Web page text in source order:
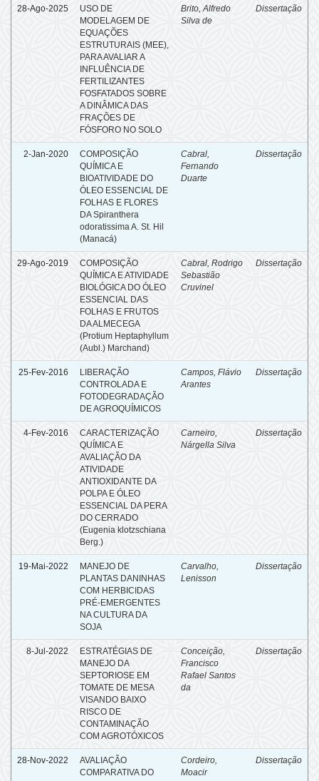
28-Ago-2025
USO DE
MODELAGEM DE
EQUAÇÕES
ESTRUTURAIS (MEE),
PARA AVALIAR A
INFLUÊNCIA DE
FERTILIZANTES
FOSFATADOS SOBRE
A DINÂMICA DAS
FRAÇÕES DE
FÓSFORO NO SOLO
Brito, Alfredo
Silva de
Dissertação
2-Jan-2020
COMPOSIÇÃO
QUÍMICA E
BIOATIVIDADE DO
ÓLEO ESSENCIAL DE
FOLHAS E FLORES
DA Spiranthera
odoratissima A. St. Hil
(Manacá)
Cabral,
Fernando
Duarte
Dissertação
29-Ago-2019
COMPOSIÇÃO
QUÍMICA E ATIVIDADE
BIOLÓGICA DO ÓLEO
ESSENCIAL DAS
FOLHAS E FRUTOS
DA ALMECEGA
(Protium Heptaphyllum
(Aubl.) Marchand)
Cabral, Rodrigo
Sebastião
Cruvinel
Dissertação
25-Fev-2016
LIBERAÇÃO
CONTROLADA E
FOTODEGRADAÇÃO
DE AGROQUÍMICOS
Campos, Flávio
Arantes
Dissertação
4-Fev-2016
CARACTERIZAÇÃO
QUÍMICA E
AVALIAÇÃO DA
ATIVIDADE
ANTIOXIDANTE DA
POLPA E ÓLEO
ESSENCIAL DA PERA
DO CERRADO
(Eugenia klotzschiana
Berg.)
Carneiro,
Nárgella Silva
Dissertação
19-Mai-2022
MANEJO DE
PLANTAS DANINHAS
COM HERBICIDAS
PRÉ-EMERGENTES
NA CULTURA DA
SOJA
Carvalho,
Lenisson
Dissertação
8-Jul-2022
ESTRATÉGIAS DE
MANEJO DA
SEPTORIOSE EM
TOMATE DE MESA
VISANDO BAIXO
RISCO DE
CONTAMINAÇÃO
COM AGROTÓXICOS
Conceição,
Francisco
Rafael Santos
da
Dissertação
28-Nov-2022
AVALIAÇÃO
COMPARATIVA DO
Cordeiro,
Moacir
Dissertação